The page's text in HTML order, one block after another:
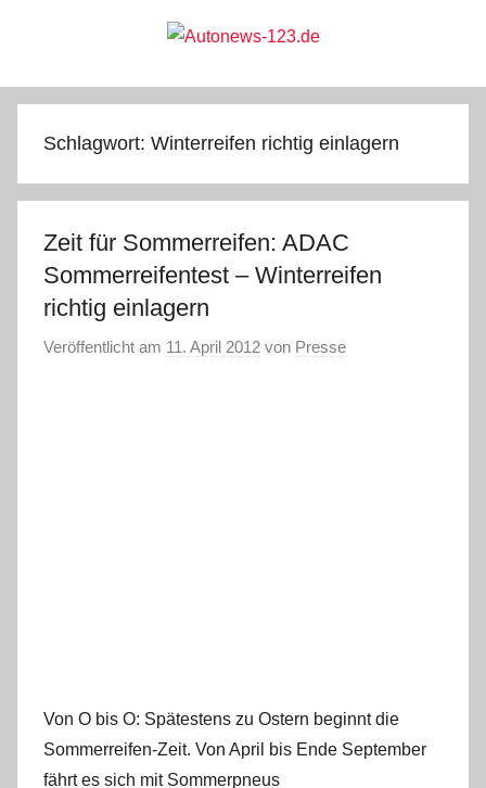
Autonews-
123.de
Schlagwort: Winterreifen richtig einlagern
Zeit für Sommerreifen: ADAC
Sommerreifentest – Winterreifen
richtig einlagern
Veröffentlicht am 11. April 2012 von Presse
Von O bis O: Spätestens zu Ostern beginnt die
Sommerreifen-Zeit. Von April bis Ende September
fährt es sich mit Sommerpneus